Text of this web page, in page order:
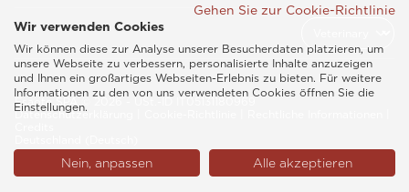
Esaote SPA © 2026 - USt.-ID IT05131180969
Datenschutzerklärung
Gehen Sie zur Cookie-Richtlinie
Wir verwenden Cookies
Wir können diese zur Analyse unserer Besucherdaten platzieren, um
unsere Webseite zu verbessern, personalisierte Inhalte anzuzeigen
und Ihnen ein großartiges Webseiten-Erlebnis zu bieten. Für weitere
Informationen zu den von uns verwendeten Cookies öffnen Sie die
Einstellungen.
Nein, anpassen Alle akzeptieren